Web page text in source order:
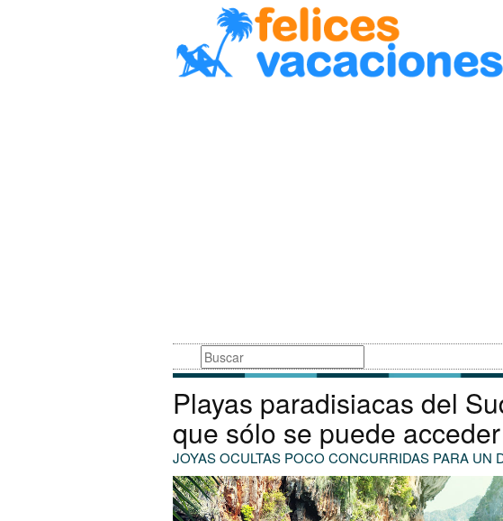
Busqueda
Playas paradisiacas del
que sólo se puede
JOYAS OCULTAS POCO CONCURRIDAS PARA UN